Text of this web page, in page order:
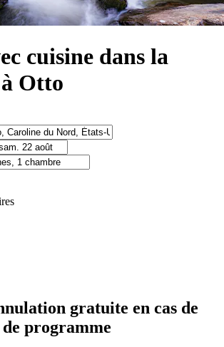
cuisine dans la
Otto
gratuite en cas de
programme